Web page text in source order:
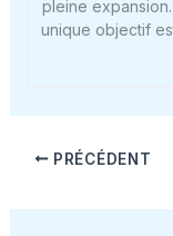
pleine
unique objectif
PRÉCÉDENT